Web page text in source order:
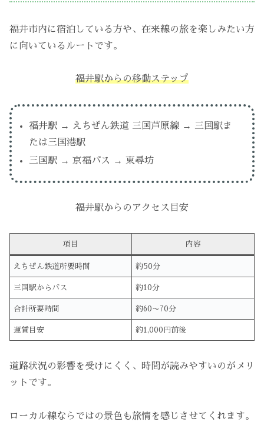
福井市内に宿泊している方や、在来線の旅を楽しみたい方
に向いているルートです。
福井駅からの移動ステップ
福井駅 → えちぜん鉄道 三国芦原線 → 三国駅ま
たは三国港駅
三国駅 → 京福バス → 東尋坊
福井駅からのアクセス目安
項目 内容
えちぜん鉄道所要時間 約50分
三国駅からバス 約10分
合計所要時間 約60〜70分
運賃目安 約1,000円前後
道路状況の影響を受けにくく、時間が読みやすいのがメリ
ットです。
ローカル線ならではの景色も旅情を感じさせてくれます。